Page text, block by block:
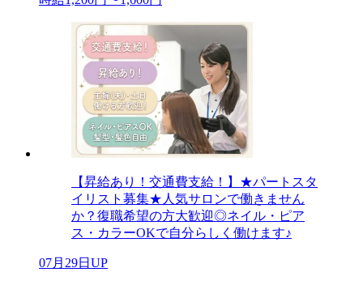
【昇給あり！交通費支給！】★パートスタ
イリスト募集★人気サロンで働きません
か？復職希望の方大歓迎◎ネイル・ピア
ス・カラーOKで自分らしく働けます♪
07月29日UP